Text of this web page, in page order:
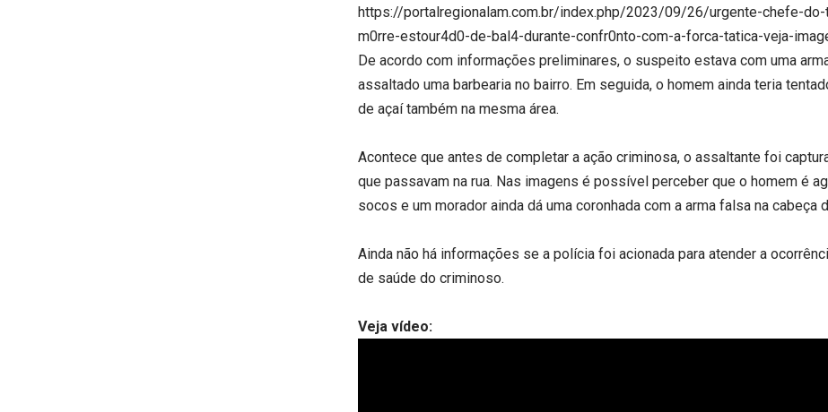
https://portalregionalam.com.br/index.php/2023/09/26/urgente-chefe-
m0rre-estour4d0-de-bal4-durante-confr0nto-com-a-forca-tatica-veja-
De acordo com informações preliminares, o suspeito estava com uma
assaltado uma barbearia no bairro. Em seguida, o homem ainda teria
de açaí também na mesma área.
Acontece que antes de completar a ação criminosa, o assaltante foi
que passavam na rua. Nas imagens é possível perceber que o homem é
socos e um morador ainda dá uma coronhada com a arma falsa na cabeça
Ainda não há informações se a polícia foi acionada para atender a
de saúde do criminoso.
Veja vídeo: